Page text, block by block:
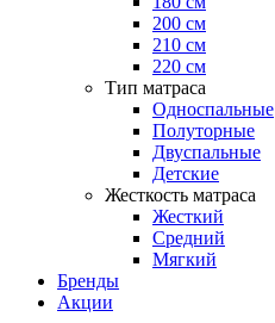
200 см
210 см
220 см
Тип матраса
Односпальные
Полуторные
Двуспальные
Детские
Жесткость матраса
Жесткий
Средний
Мягкий
Бренды
Акции